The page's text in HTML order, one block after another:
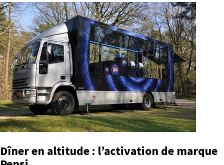
Dîner en altitude : l’activation de marque